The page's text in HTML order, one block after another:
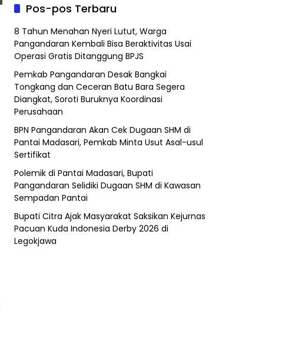
Pos-pos Terbaru
8 Tahun Menahan Nyeri Lutut, Warga
Pangandaran Kembali Bisa Beraktivitas Usai
Operasi Gratis Ditanggung BPJS
Pemkab Pangandaran Desak Bangkai
Tongkang dan Ceceran Batu Bara Segera
Diangkat, Soroti Buruknya Koordinasi
Perusahaan
BPN Pangandaran Akan Cek Dugaan SHM di
Pantai Madasari, Pemkab Minta Usut Asal-usul
Sertifikat
Polemik di Pantai Madasari, Bupati
Pangandaran Selidiki Dugaan SHM di Kawasan
Sempadan Pantai
Bupati Citra Ajak Masyarakat Saksikan Kejurnas
Pacuan Kuda Indonesia Derby 2026 di
Legokjawa